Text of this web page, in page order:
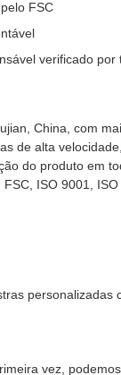
FSC
verificado por
China, com
de alta
do produto em
ISO 9001,
vez,